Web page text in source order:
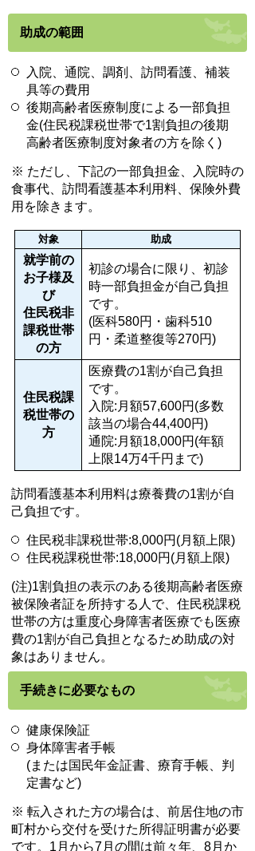
助成の範囲
入院、通院、調剤、訪問看護、補装
具等の費用
後期高齢者医療制度による一部負担
金(住民税課税世帯で1割負担の後期
高齢者医療制度対象者の方を除く)
※ ただし、下記の一部負担金、入院時の
食事代、訪問看護基本利用料、保険外費
用を除きます。
対象 助成
就学前の
お子様及
び
住民税非
課税世帯
の方
初診の場合に限り、初診
時一部負担金が自己負担
です。
(医科580円・歯科510
円・柔道整復等270円)
住民税課
税世帯の
方
医療費の1割が自己負担
です。
入院:月額57,600円(多数
該当の場合44,400円)
通院:月額18,000円(年額
上限14万4千円まで)
訪問看護基本利用料は療養費の1割が自
己負担です。
住民税非課税世帯:8,000円(月額上限)
住民税課税世帯:18,000円(月額上限)
(注)1割負担の表示のある後期高齢者医療
被保険者証を所持する人で、住民税課税
世帯の方は重度心身障害者医療でも医療
費の1割が自己負担となるため助成の対
象はありません。
手続きに必要なもの
健康保険証
身体障害者手帳
(または国民年金証書、療育手帳、判
定書など)
※ 転入された方の場合は、前居住地の市
町村から交付を受けた所得証明書が必要
です。1月から7月の間は前々年、8月か